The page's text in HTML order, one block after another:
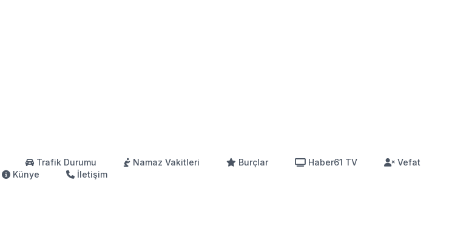
Trafik Durumu Namaz Vakitleri Burçlar Haber61 TV
Vefat
Künye
İletişim